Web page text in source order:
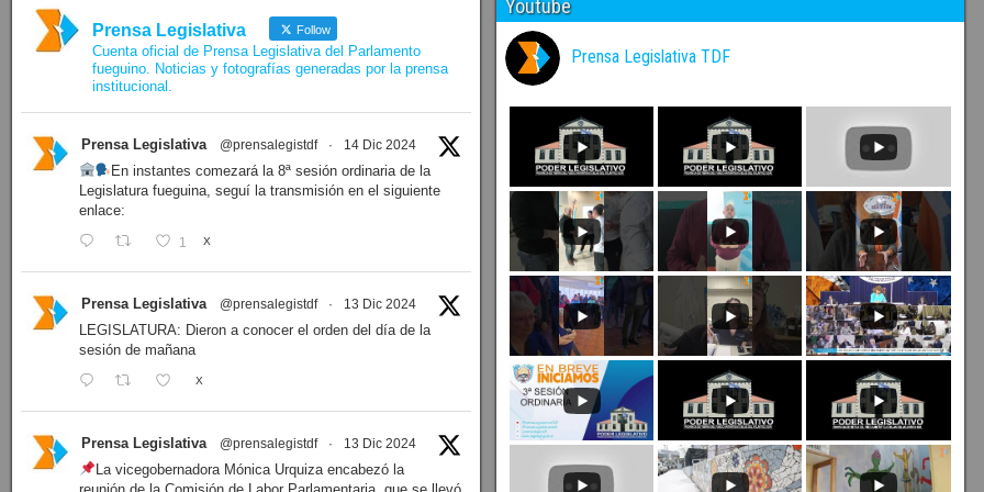
Prensa Legislativa Follow
Cuenta oficial de Prensa Legislativa del Parlamento
fueguino. Noticias y fotografías generadas por la prensa
institucional.
Prensa Legislativa @prensalegistdf · 14 Dic 2024
En instantes comezará la 8ª sesión ordinaria de la
Legislatura fueguina, seguí la transmisión en el siguiente
enlace:
1 X
Prensa Legislativa @prensalegistdf · 13 Dic 2024
LEGISLATURA: Dieron a conocer el orden del día de la
sesión de mañana
X
Prensa Legislativa @prensalegistdf · 13 Dic 2024
La vicegobernadora Mónica Urquiza encabezó la
Youtube
Prensa Legislativa TDF